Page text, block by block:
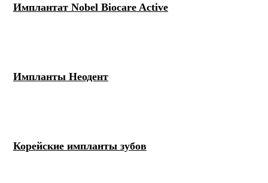
Имплантат Nobel Biocare Active
Импланты Неодент
Корейские импланты зубов